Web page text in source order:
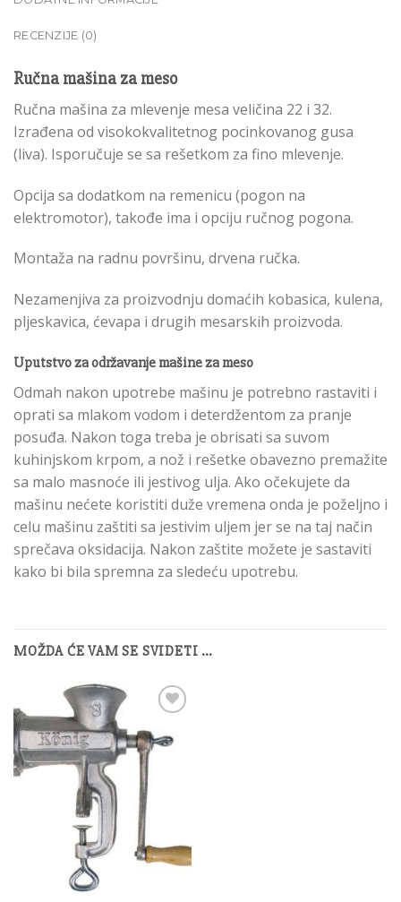
RECENZIJE (0)
Ručna mašina za meso
Ručna mašina za mlevenje mesa veličina 22 i 32.
Izrađena od visokokvalitetnog pocinkovanog gusa
(liva). Isporučuje se sa rešetkom za fino mlevenje.
Opcija sa dodatkom na remenicu (pogon na
elektromotor), takođe ima i opciju ručnog pogona.
Montaža na radnu površinu, drvena ručka.
Nezamenjiva za proizvodnju domaćih kobasica, kulena,
pljeskavica, ćevapa i drugih mesarskih proizvoda.
Uputstvo za održavanje mašine za meso
Odmah nakon upotrebe mašinu je potrebno rastaviti i
oprati sa mlakom vodom i deterdžentom za pranje
posuđa. Nakon toga treba je obrisati sa suvom
kuhinjskom krpom, a nož i rešetke obavezno premažite
sa malo masnoće ili jestivog ulja. Ako očekujete da
mašinu nećete koristiti duže vremena onda je poželjno i
celu mašinu zaštiti sa jestivim uljem jer se na taj način
sprečava oksidacija. Nakon zaštite možete je sastaviti
kako bi bila spremna za sledeću upotrebu.
MOŽDA ĆE VAM SE SVIDETI …
Add to
Wishlist